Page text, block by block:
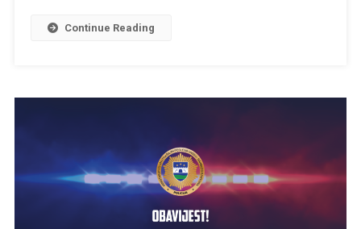
Continue Reading